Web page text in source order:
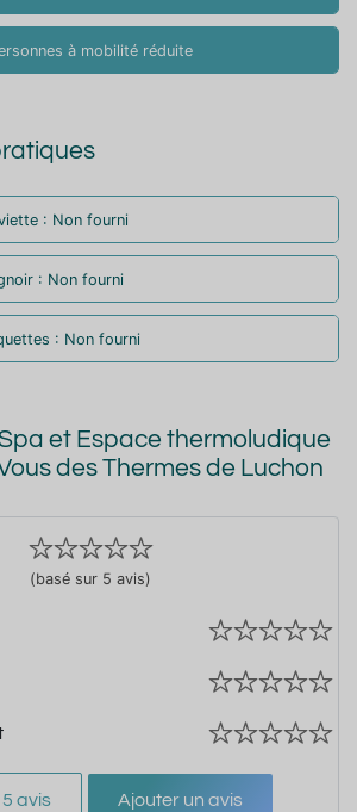
à mobilité réduite
: Non fourni
: Non fourni
: Non fourni
Spa et Espace thermoludique
des Thermes de Luchon
(basé sur 5 avis)
5 avis Ajouter un avis